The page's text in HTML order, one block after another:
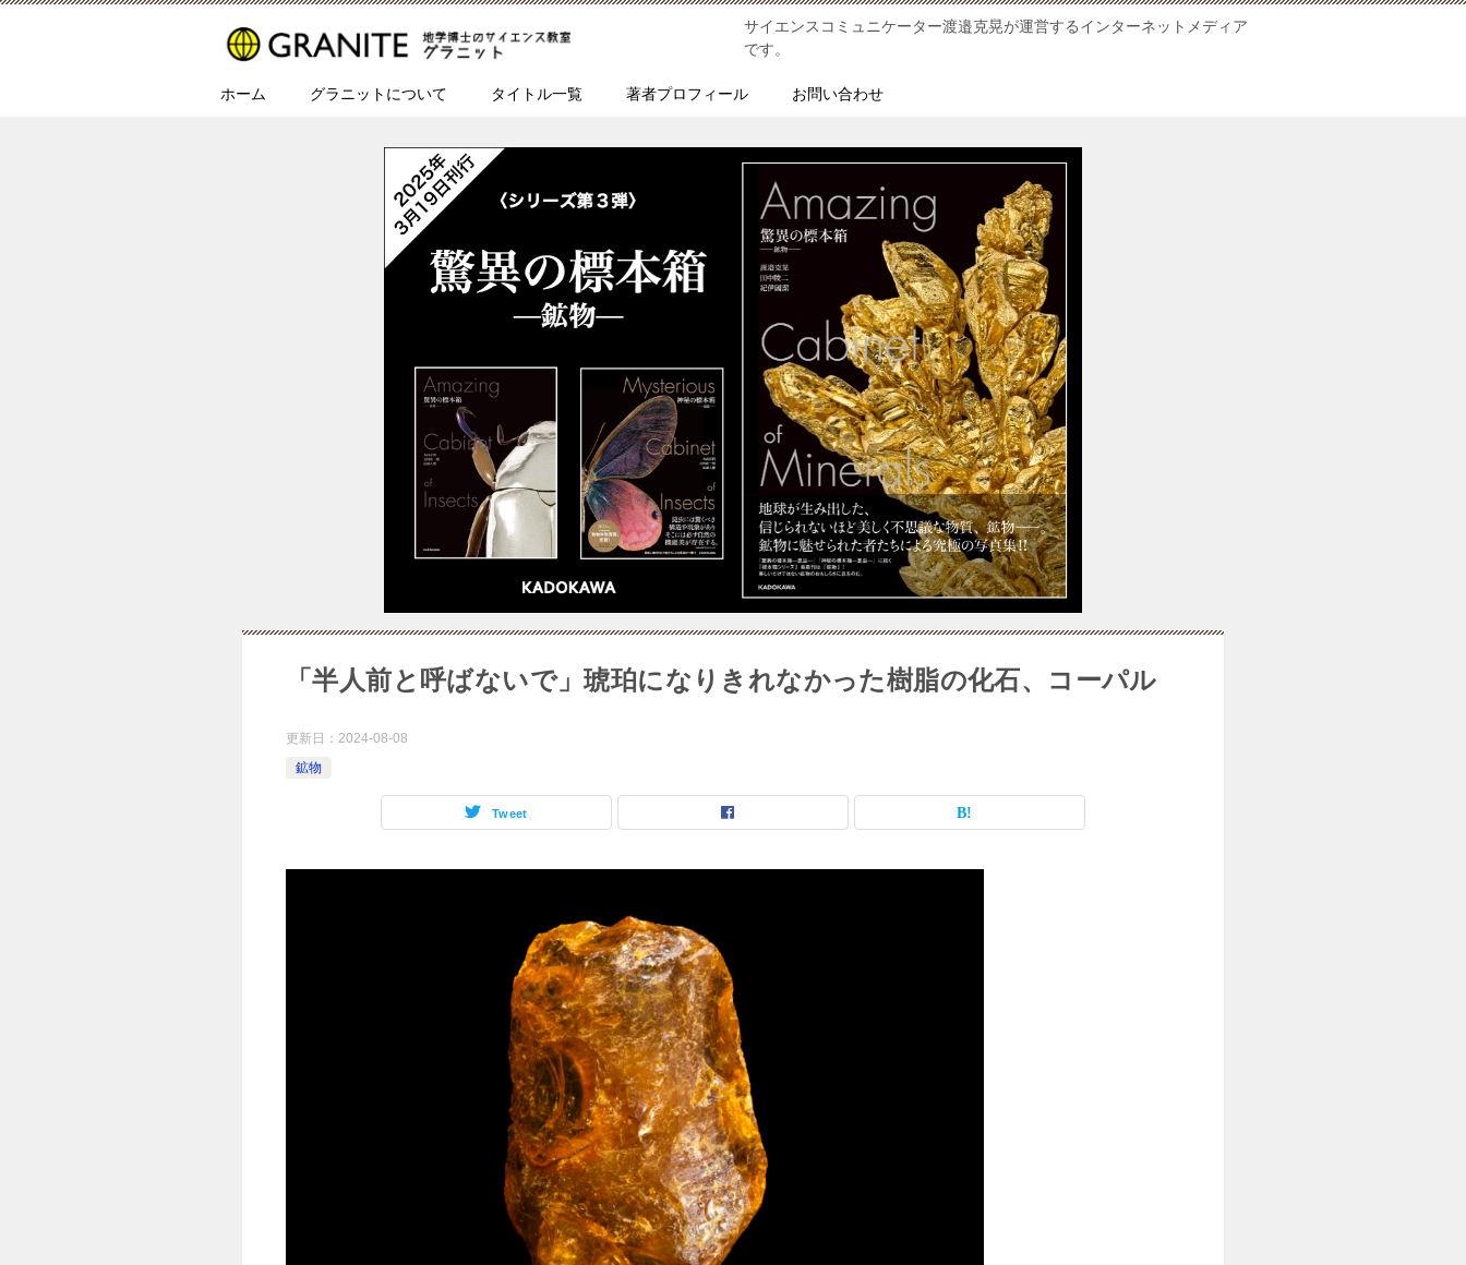
サイエンスコミュニケーター渡邉克晃が運営するインターネットメディア
です。
ホーム グラニットについて タイトル一覧 著者プロフィール お問い合わせ
「半人前と呼ばないで」琥珀になりきれなかった樹脂の化石、コーパル
更新日： 2024-08-08
鉱物
Tweet